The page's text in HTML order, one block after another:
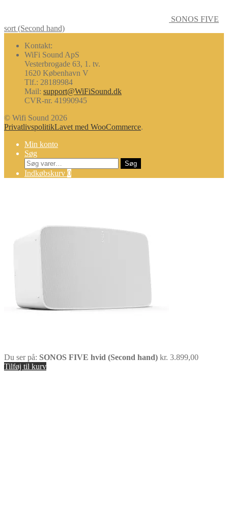
SONOS FIVE
sort (Second hand)
Kontakt:
WiFi Sound ApS
Vesterbrogade 63, 1. tv.
1620 København V
Tlf.: 28189984
Mail: support@WiFiSound.dk
CVR-nr. 41990945
© Wifi Sound 2026
PrivatlivspolitikLavet med WooCommerce.
Min konto
Søg
Søg
efter:
Søg
Indkøbskurv 0
Du ser på: SONOS FIVE hvid (Second hand) kr. 3.899,00
Tilføj til kurv